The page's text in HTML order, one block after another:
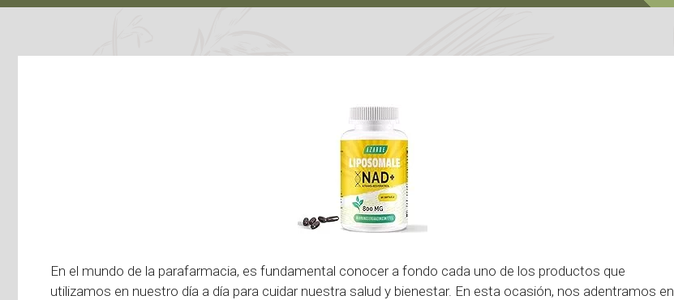
En el mundo de la parafarmacia, es fundamental conocer a fondo cada uno de los productos que
utilizamos en nuestro día a día para cuidar nuestra salud y bienestar. En esta ocasión, nos adentramos en